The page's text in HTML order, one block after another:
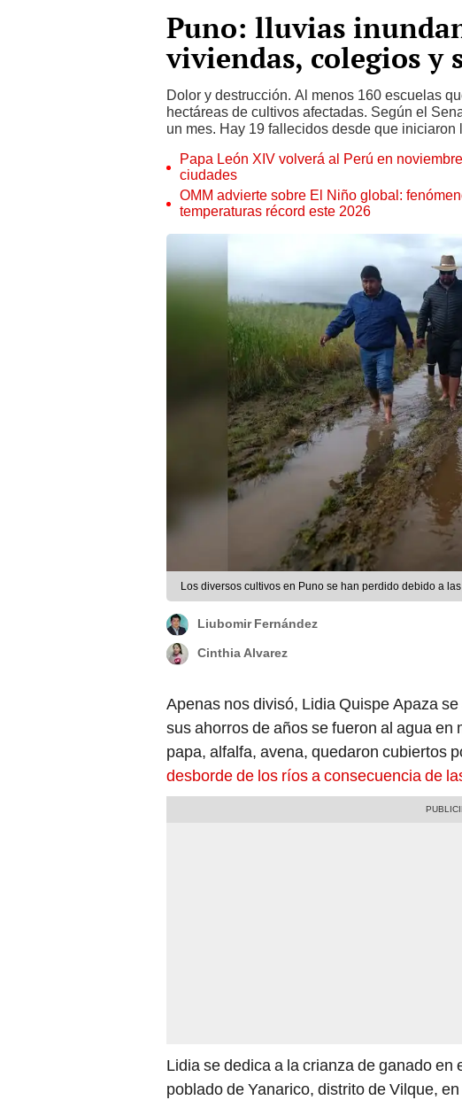
Puno: lluvias
viviendas, colegios y
Dolor y destrucción. Al menos 160 escuelas
hectáreas de cultivos afectadas. Según el
un mes. Hay 19 fallecidos desde que iniciaron
Papa León XIV volverá al Perú en
ciudades
OMM advierte sobre El Niño global:
temperaturas récord este 2026
Los diversos cultivos en Puno se han perdido debido a
Liubomir Fernández
Cinthia Alvarez
Apenas nos divisó, Lidia Quispe Apaza
sus ahorros de años se fueron al agua
papa, alfalfa, avena, quedaron cubiertos
desborde de los ríos a consecuencia de
Lidia se dedica a la crianza de ganado
poblado de Yanarico, distrito de Vilque,